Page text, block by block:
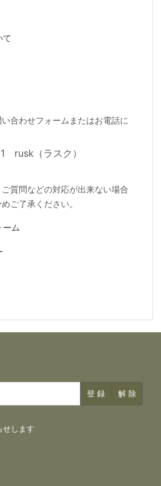
て
合わせフォームまたはお電話に
rusk（ラスク）
質問などの対応が出来ない場合
ご了承ください。
ーム
せします